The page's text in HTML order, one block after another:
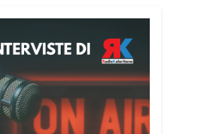
dedica spazio anche ai
e della cooperazione
Oggi pomeriggio, alla
Mediterraneo (MEM),
l’arcivescovo monsignor
Baturi ha approfondito il ruolo